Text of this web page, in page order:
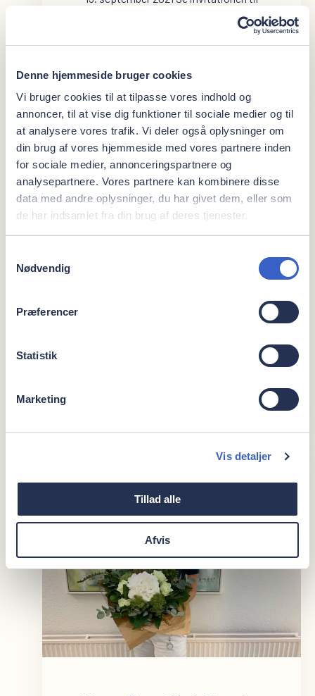
Denne hjemmeside bruger cookies
Vi bruger cookies til at tilpasse vores indhold og
annoncer, til at vise dig funktioner til sociale medier og til
at analysere vores trafik. Vi deler også oplysninger om
din brug af vores hjemmeside med vores partnere inden
for sociale medier, annonceringspartnere og
analysepartnere. Vores partnere kan kombinere disse
data med andre oplysninger, du har givet dem, eller som
de har indsamlet fra din brug af deres tjenester.
Nødvendig
Præferencer
Statistik
Marketing
Vis detaljer
Tillad alle
Afvis
Læs mere
10. september 2021 Vi kan slet ikke få armene ned
Læs mere